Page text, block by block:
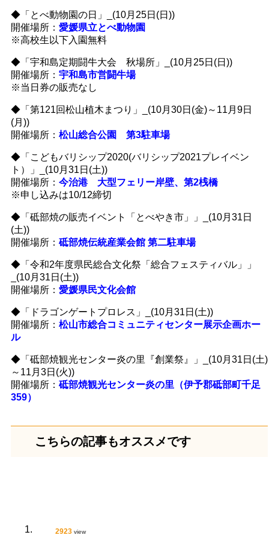
◆「とべ動物園の日」_(10月25日(日))
開催場所： 愛媛県立とべ動物園
※高校生以下入園無料
◆「宇和島定期闘牛大会 秋場所」_(10月25日(日))
開催場所： 宇和島市営闘牛場
※当日券の販売なし
◆「第121回松山植木まつり」_(10月30日(金)～11月9日
(月))
開催場所： 松山総合公園 第3駐車場
◆「こどもバリシップ2020(バリシップ2021プレイベン
ト）」_(10月31日(土))
開催場所： 今治港 大型フェリー岸壁、第2桟橋
※申し込みは10/12締切
◆「砥部焼の販売イベント「とべやき市」」_(10月31日
(土))
開催場所： 砥部焼伝統産業会館 第二駐車場
◆「令和2年度県民総合文化祭「総合フェスティバル」」
_(10月31日(土))
開催場所： 愛媛県民文化会館
◆「ドラゴンゲートプロレス」_(10月31日(土))
開催場所： 松山市総合コミュニティセンター展示企画ホー
ル
◆「砥部焼観光センター炎の里『創業祭』」_(10月31日(土)
～11月3日(火))
開催場所： 砥部焼観光センター炎の里（伊予郡砥部町千足
359）
こちらの記事もオススメです
2923 view